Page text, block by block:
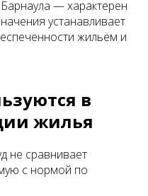
— характерен
устанавливает
жильём и
в
жилья
не сравнивает
с нормой по